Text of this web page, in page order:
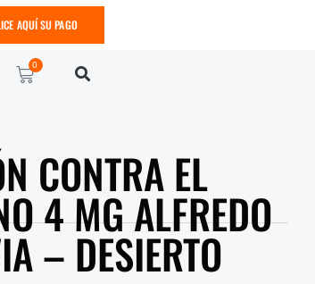
AQUÍ SU PAGO
0
CONTRA EL
4 MG ALFREDO
– DESIERTO